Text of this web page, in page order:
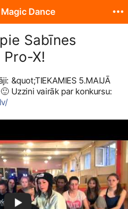
Sabīnes
X!
&quot;TIEKAMIES 5.MAIJĀ
🙂 Uzzini vairāk par konkursu:
Dance